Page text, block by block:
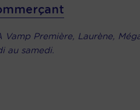
Vamp Première, Laurène,
au samedi.